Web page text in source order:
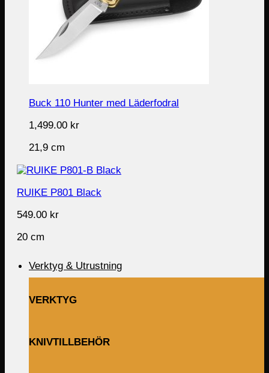
Buck 110 Hunter med Läderfodral
1,499.00 kr
21,9 cm
RUIKE P801 Black
549.00 kr
20 cm
Verktyg & Utrustning
VERKTYG
KNIVTILLBEHÖR